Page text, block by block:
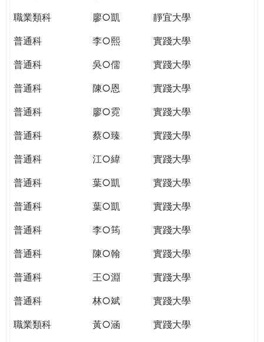
職業類科
廖○凱
靜宜大學
普通科
李○熙
實踐大學
普通科
吳○儒
實踐大學
普通科
陳○恩
實踐大學
普通科
廖○霓
實踐大學
普通科
蔡○臻
實踐大學
普通科
江○緯
實踐大學
普通科
葉○凱
實踐大學
普通科
葉○凱
實踐大學
普通科
李○筠
實踐大學
普通科
陳○翰
實踐大學
普通科
王○淵
實踐大學
普通科
林○斌
實踐大學
職業類科
黃○涵
實踐大學